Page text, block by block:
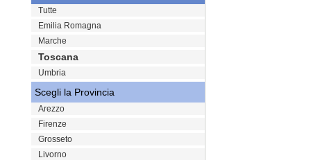
Tutte
Emilia Romagna
Marche
Toscana
Umbria
Scegli la Provincia
Arezzo
Firenze
Grosseto
Livorno